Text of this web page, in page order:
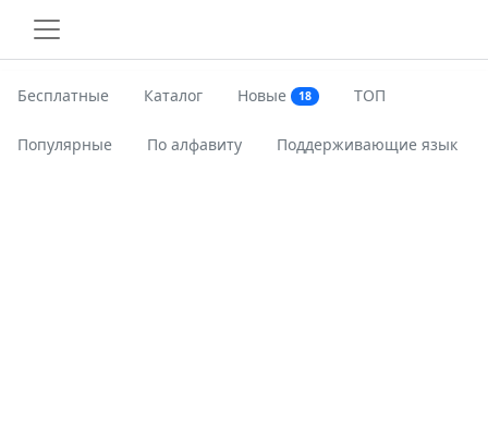
Бесплатные Каталог Новые 18 ТОП
Популярные По алфавиту Поддерживающие язык